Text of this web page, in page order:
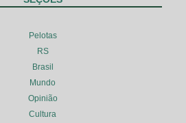
Pelotas
RS
Brasil
Mundo
Opinião
Cultura